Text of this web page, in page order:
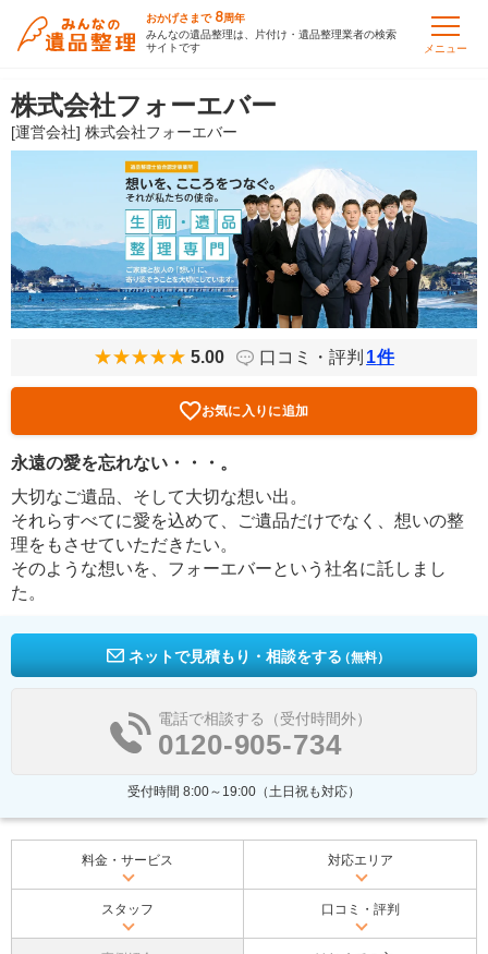
おかげさまで 8周年
みんなの遺品整理は、片付け・遺品整理業者の検索
サイトです
メニュー
株式会社フォーエバー
[運営会社] 株式会社フォーエバー
5.00 口コミ・評判 1件
お気に入りに追加
永遠の愛を忘れない・・・。
大切なご遺品、そして大切な想い出。
それらすべてに愛を込めて、ご遺品だけでなく、想いの整
理をもさせていただきたい。
そのような想いを、フォーエバーという社名に託しまし
た。
ネットで見積もり・相談をする（無料）
電話で相談する（受付時間外）
0120-905-734
受付時間 8:00～19:00（土日祝も対応）
料金・サービス 対応エリア
スタッフ 口コミ・評判